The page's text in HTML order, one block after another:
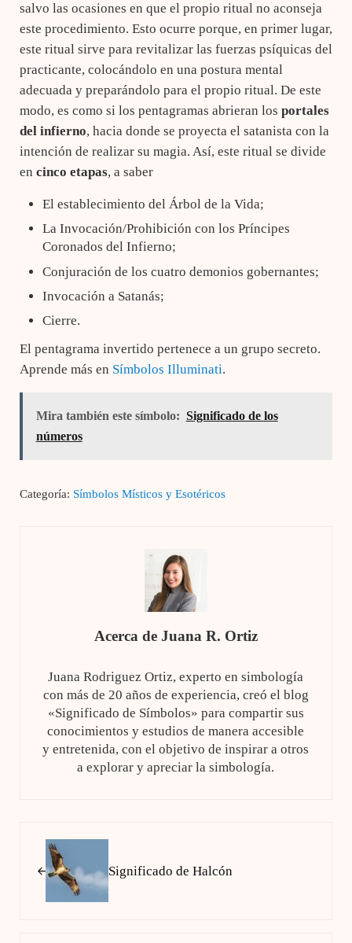
salvo las ocasiones en que el propio ritual no aconseja
este procedimiento. Esto ocurre porque, en primer lugar,
este ritual sirve para revitalizar las fuerzas psíquicas del
practicante, colocándolo en una postura mental
adecuada y preparándolo para el propio ritual. De este
modo, es como si los pentagramas abrieran los portales
del infierno, hacia donde se proyecta el satanista con la
intención de realizar su magia. Así, este ritual se divide
en cinco etapas, a saber
El establecimiento del Árbol de la Vida;
La Invocación/Prohibición con los Príncipes
Coronados del Infierno;
Conjuración de los cuatro demonios gobernantes;
Invocación a Satanás;
Cierre.
El pentagrama invertido pertenece a un grupo secreto.
Aprende más en Símbolos Illuminati.
Mira también este símbolo: Significado de los
números
Categoría: Símbolos Místicos y Esotéricos
Acerca de Juana R. Ortiz
Juana Rodriguez Ortiz, experto en simbología
con más de 20 años de experiencia, creó el blog
«Significado de Símbolos» para compartir sus
conocimientos y estudios de manera accesible
y entretenida, con el objetivo de inspirar a otros
a explorar y apreciar la simbología.
Significado de Halcón